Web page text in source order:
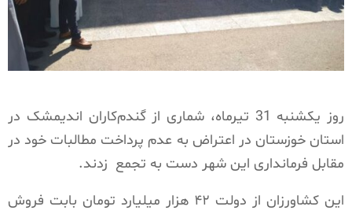
روز یکشنبه 31 تیرماه، شماری از گندم‌کاران اندیمشک در
استان خوزستان در اعتراض به عدم پرداخت مطالبات خود در
مقابل فرمانداری این شهر دست به تجمع زدند.
این کشاورزان از دولت ۴۲ هزار میلیارد تومان بابت فروش